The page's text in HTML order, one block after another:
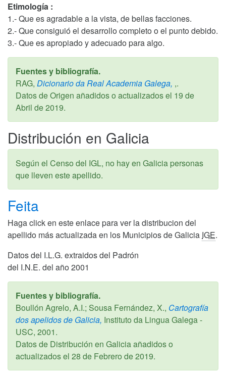
Etimología :
1.- Que es agradable a la vista, de bellas facciones.
2.- Que consiguió el desarrollo completo o el punto debido.
3.- Que es apropiado y adecuado para algo.
Fuentes y bibliografía.
RAG, Dicionario da Real Academia Galega, ,.
Datos de Origen añadidos o actualizados el 19 de
Abril de 2019.
Distribución en Galicia
Según el Censo del IGL, no hay en Galicia personas
que lleven este apellido.
Feita
Haga click en este enlace para ver la distribucion del
apellido más actualizada en los Municipios de Galicia IGE.
Datos del I.L.G. extraidos del Padrón
del I.N.E. del año 2001
Fuentes y bibliografía.
Boullón Agrelo, A.I.; Sousa Fernández, X., Cartografía
dos apelidos de Galicia, Instituto da Lingua Galega -
USC, 2001.
Datos de Distribución en Galicia añadidos o
actualizados el 28 de Febrero de 2019.